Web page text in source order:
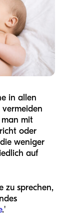
in allen
man mit
oder
weniger
auf
zu sprechen,
.'